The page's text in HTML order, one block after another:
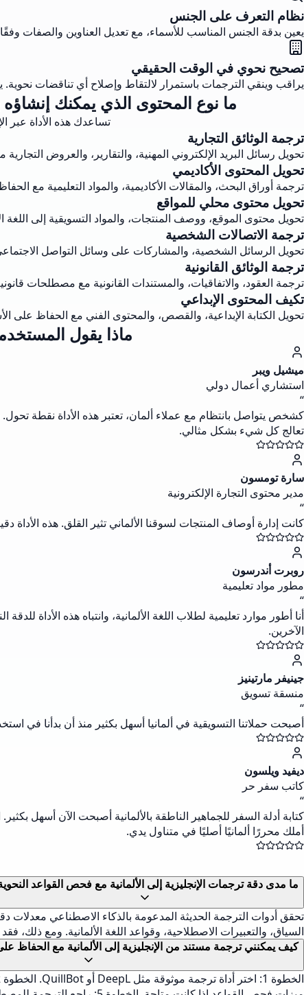
نظام التعرف على الجنس
يعين بدقة الجنس المناسب للأسماء، مع تعديل العناوين والصفات
تصحيح نحوي في الوقت الحقيقي
يراقب وينقي الترجمات باستمرار لالتقاط وإصلاح أي تناقضات
ما نوع المحتوى الذي يمكنك إنشاؤه
تساعدك هذه الأداة عبر
ترجمة الوثائق التجارية
تحويل رسائل البريد الإلكتروني المهنية، والتقارير، والعروض
تحويل المحتوى الأكاديمي
ترجمة أوراق البحث، والمقالات الأكاديمية، والمواد التعليمية مع
تحويل محتوى محلي للمواقع
تحويل محتوى الموقع، ووصف المنتجات، والمواد التسويقية إلى اللغة
ترجمة الاتصالات الشخصية
تحويل الرسائل الشخصية، والمشاركات على وسائل التواصل
ترجمة الوثائق القانونية
ترجمة العقود، والاتفاقيات، والمستندات القانونية مع مصطلحات
تكيف المحتوى الإبداعي
تحويل الكتابة الإبداعية، والقصص، والمحتوى الفني مع الحفاظ على
ماذا يقول
ميشيل ويبر
استشاري أعمال دولي
“
كشخص يتواصل بانتظام مع عملاء ألمان، تعتبر هذه الأداة نقطة
تعالج كل شيء بشكل مثالي.
سارة تومسون
مدير محتوى التجارة الإلكترونية
“
كانت إدارة أوصاف المنتجات لسوقنا الألماني تثير القلق. هذه
روبرت أندرسون
مطور مواد تعليمية
“
أنا أطور موارد تعليمية لطلاب اللغة الألمانية، وانتباه هذه
الآخرين.
جينيفر مارتينيز
منسقة تسويق
“
أصبحت حملاتنا التسويقية في ألمانيا أسهل بكثير منذ أن بدأنا في
ديفيد ويلسون
كاتب سفر حر
“
كتابة أدلة السفر للجماهير الناطقة بالألمانية أصبحت الآن أسهل
أملك محررًا ألمانيًا أصليًا في متناول يدي.
ما مدى دقة ترجمات الإنجليزية إلى الألمانية مع فحص القواعد
السياق، والتعبيرات الاصطلاحية، وقواعد اللغة الألمانية. ومع ذلك،
كيف يمكنني ترجمة مستند من الإنجليزية إلى الألمانية مع الحفاظ